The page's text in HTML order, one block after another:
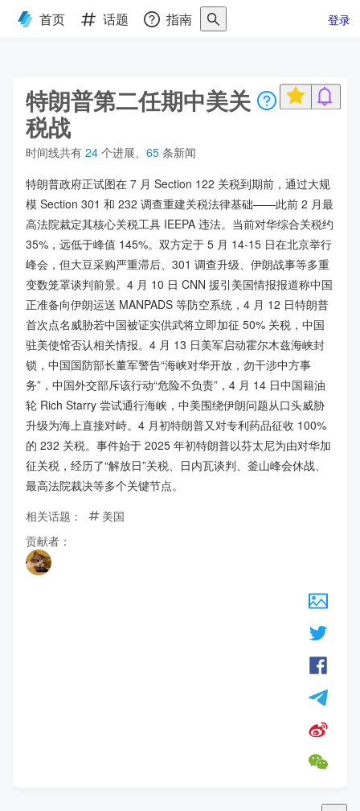
首页 话题 指南 登录
特朗普第二任期中美关
税战
时间线共有24个进展 65条新闻
特朗普政府正试图在 7 月 Section 122 关税到期前，通过大规
模 Section 301 和 232 调查重建关税法律基础——此前 2 月最
高法院裁定其核心关税工具 IEEPA 违法。当前对华综合关税约
35%，远低于峰值 145%。双方定于 5 月 14-15 日在北京举行
峰会，但大豆采购严重滞后、301 调查升级、伊朗战事等多重
变数笼罩谈判前景。4 月 10 日 CNN 援引美国情报报道称中国
正准备向伊朗运送 MANPADS 等防空系统，4 月 12 日特朗普
首次点名威胁若中国被证实供武将立即加征 50% 关税，中国
驻美使馆否认相关情报。4 月 13 日美军启动霍尔木兹海峡封
锁，中国国防部长董军警告“海峡对华开放，勿干涉中方事
务”，中国外交部斥该行动“危险不负责”，4 月 14 日中国籍油
轮 Rich Starry 尝试通行海峡，中美围绕伊朗问题从口头威胁
升级为海上直接对峙。4 月初特朗普又对专利药品征收 100%
的 232 关税。事件始于 2025 年初特朗普以芬太尼为由对华加
征关税，经历了“解放日”关税、日内瓦谈判、釜山峰会休战、
最高法院裁决等多个关键节点。
相关话题：
美国
贡献者：